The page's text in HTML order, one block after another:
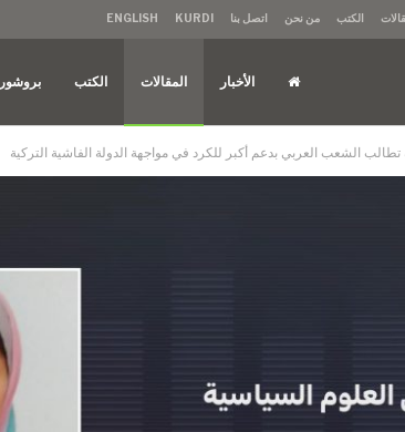
الكتب من نحن اتصل بنا KURDI
ENGLISH
الأخبار المقالات الكتب
تطالب الشعب العربي بدعم أكبر للكرد في مواجهة الدولة الفاشية التركية